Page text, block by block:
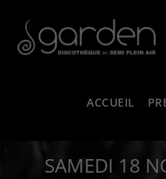
ACCUEIL
SAMEDI 18